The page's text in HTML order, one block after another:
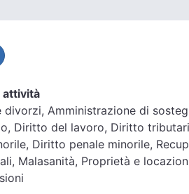
attività
Amministrazione di
Diritto del lavoro, Diritto
Diritto penale minorile,
Malasanità, Proprietà e